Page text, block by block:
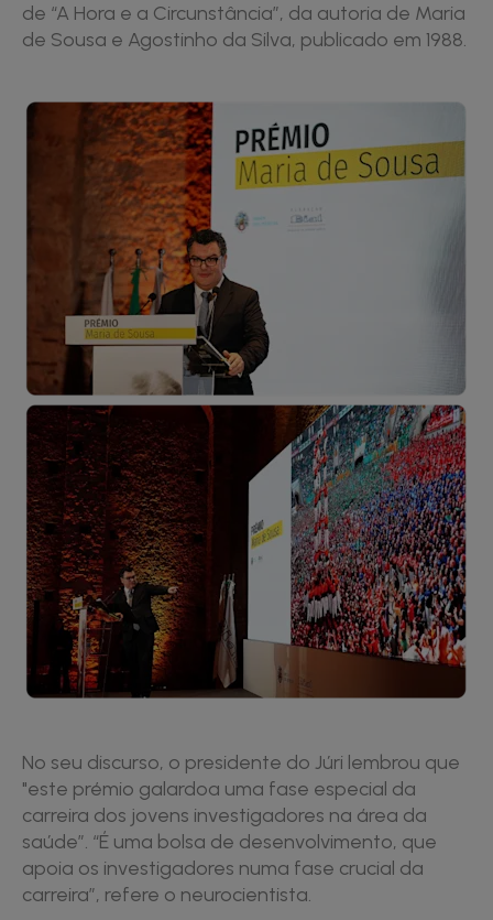
de “A Hora e a Circunstância”, da autoria de Maria
de Sousa e Agostinho da Silva, publicado em 1988.
No seu discurso, o presidente do Júri lembrou que
"este prémio galardoa uma fase especial da
carreira dos jovens investigadores na área da
saúde”. “É uma bolsa de desenvolvimento, que
apoia os investigadores numa fase crucial da
carreira”, refere o neurocientista.